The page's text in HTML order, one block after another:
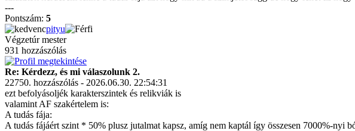
---
Pontszám: 5
pityu
Végzetúr mester
931 hozzászólás
Re: Kérdezz, és mi válaszolunk 2.
22750. hozzászólás - 2026.06.30. 22:54:31
ezt befolyásoljék karakterszintek és relikviák is
valamint AF szakértelem is:
A tudás fája:
A tudás fájáért szint * 50% plusz jutalmat kapsz, amíg nem kaptál így összesen 7000%-nyi